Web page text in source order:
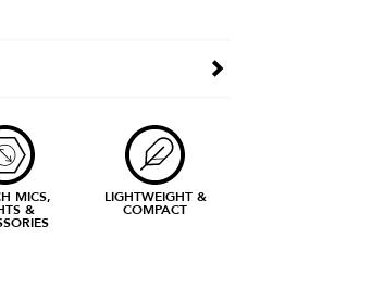
MICS,
&
LIGHTWEIGHT &
COMPACT